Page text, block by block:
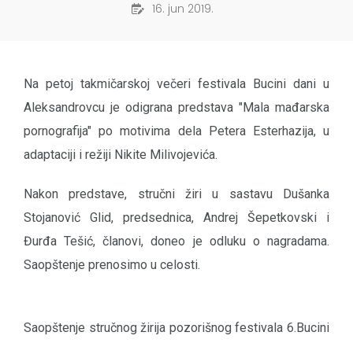
16. jun 2019.
Na petoj takmičarskoj večeri festivala Bucini dani u
Aleksandrovcu je odigrana predstava "Mala mađarska
pornografija" po motivima dela Petera Esterhazija, u
adaptaciji i režiji Nikite Milivojevića.
Nakon predstave, stručni žiri u sastavu Dušanka
Stojanović Glid, predsednica, Andrej Šepetkovski i
Đurđa Tešić, članovi, doneo je odluku o nagradama.
Saopštenje prenosimo u celosti.
Saopštenje stručnog žirija pozorišnog festivala 6.Bucini